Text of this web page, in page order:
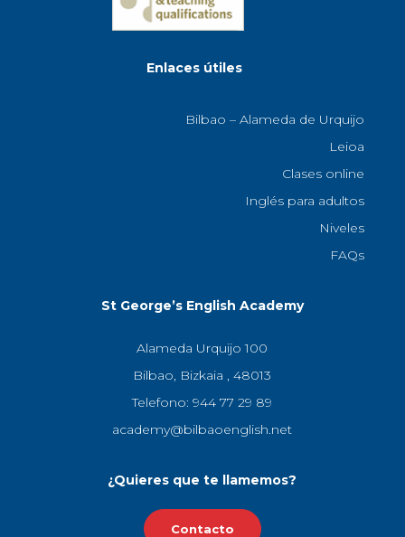
Enlaces útiles
Bilbao – Alameda de Urquijo
Leioa
Clases online
Inglés para adultos
Niveles
FAQs
St George’s English Academy
Alameda Urquijo 100
Bilbao, Bizkaia , 48013
Telefono: 944 77 29 89
academy@bilbaoenglish.net
¿Quieres que te llamemos?
Contacto